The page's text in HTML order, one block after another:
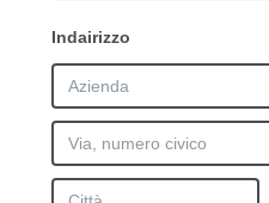
Indairizzo